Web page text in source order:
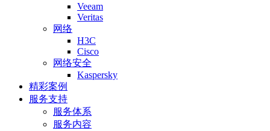
Veeam
Veritas
网络
H3C
Cisco
网络安全
Kaspersky
精彩案例
服务支持
服务体系
服务内容